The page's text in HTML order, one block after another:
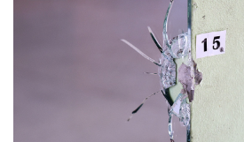
ABOUT THE